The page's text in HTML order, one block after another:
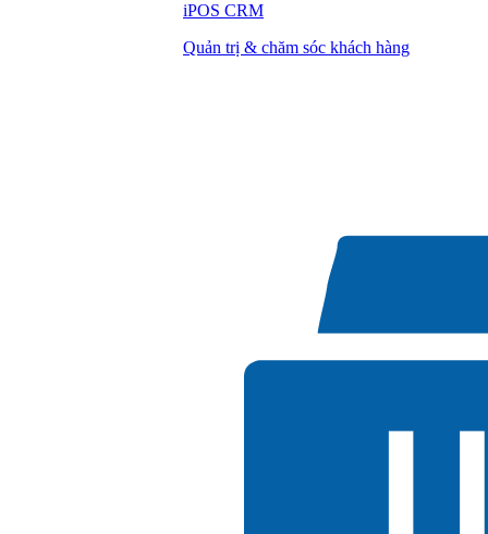
iPOS CRM
Quản trị & chăm sóc khách hàng